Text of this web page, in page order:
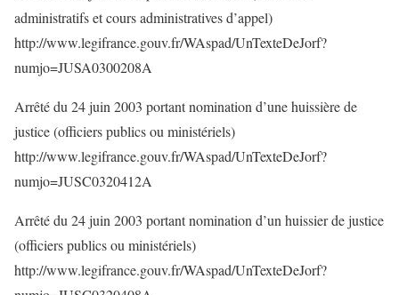
administratifs et cours administratives d’appel)
http://www.legifrance.gouv.fr/WAspad/UnTexteDeJorf?
numjo=JUSA0300208A
Arrêté du 24 juin 2003 portant nomination d’une huissière de
justice (officiers publics ou ministériels)
http://www.legifrance.gouv.fr/WAspad/UnTexteDeJorf?
numjo=JUSC0320412A
Arrêté du 24 juin 2003 portant nomination d’un huissier de justice
(officiers publics ou ministériels)
http://www.legifrance.gouv.fr/WAspad/UnTexteDeJorf?